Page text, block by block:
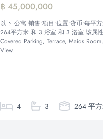
฿ 45,000,000
以下 公寓 销售:项目:位置:货币:每平
264平方米 和 3 浴室 和 3 浴室 该属
Covered Parking, Terrace, Maids
View.
4 3 264 平